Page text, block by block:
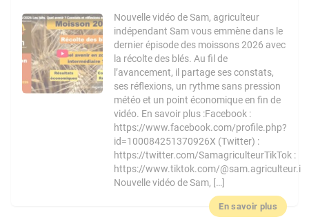
Nouvelle vidéo de Sam, agriculteur
indépendant Sam vous emmène dans le
dernier épisode des moissons 2026 avec
la récolte des blés. Au fil de
l’avancement, il partage ses constats,
ses réflexions, un rythme sans pression
météo et un point économique en fin de
vidéo. En savoir plus :Facebook :
https://www.facebook.com/profile.php?
id=100084251370926X (Twitter) :
https://twitter.com/SamagriculteurTikTok :
https://www.tiktok.com/@sam.agriculteur.i
Nouvelle vidéo de Sam, […]
En savoir plus